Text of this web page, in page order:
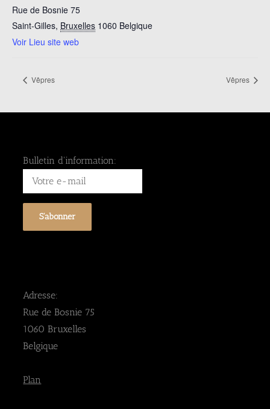
Rue de Bosnie 75
Saint-Gilles, Bruxelles 1060 Belgique
Voir Lieu site web
Vêpres Vêpres
Bulletin d'information:
Adresse:
Rue de Bosnie 75
1060 Bruxelles
Belgique
Plan